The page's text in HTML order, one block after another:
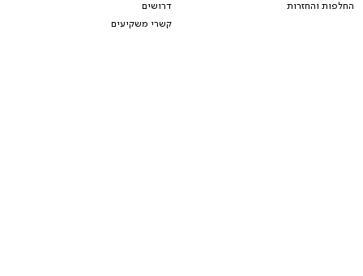
החלפות והחזרות
דרושים
קשרי משקיעים